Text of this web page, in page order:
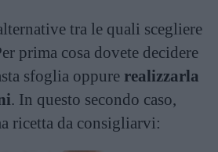
tra le quali scegliere
prima cosa dovete decidere
sfoglia oppure realizzarla
. In questo secondo caso,
ricetta da consigliarvi: